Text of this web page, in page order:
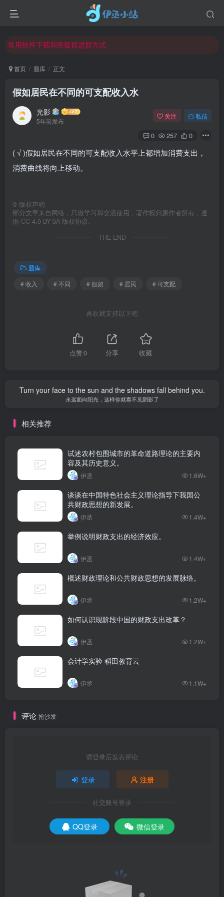
欢迎反馈网站中存在的问题和建议！
常用软件下载和答疑群进群方式
欢迎访问伊丞小站！
首页 题库 正文
假如居民在不同的可支配收入水
光影
5年前发布
关注 私信
0 257 0
( √ )假如居民在不同的可支配收入水平上都增加消费支出，
消费曲线将向上移动。
© 版权声明
部分文章来自网络，只做学习和交流使用，著作权归原作者所有，遵
循 CC 4.0 BY-SA 版权协议。
THE END
题库
# 收入
# 不同 # 假如 # 居民 # 可支配
喜欢就支持以下吧
点赞0 分享 收藏
Turn your face to the sun and the shadows fall behind you.
永远面向阳光，这样你就看不见阴影了
相关推荐
试述农村包围城市的革命道路理论的主要内
容及其历史意义。
伊丞 1.6W+
谈谈在中国特色社会主义理论指导下我国公
共财政思想的新发展。
伊丞 1.4W+
举例说明财政支出的经济效应。
伊丞 1.4W+
概述财政理论和公共财政思想的发展脉络。
伊丞 1.2W+
如何认识现阶段中国的财政支出改革？
伊丞 1.2W+
会计学实验 稻田教育云
伊丞 1.1W+
评论 抢沙发
请登录后发表评论
登录 注册
社交账号登录
QQ登录 微信登录